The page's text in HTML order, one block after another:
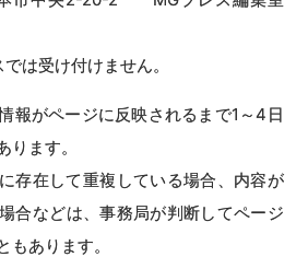
は受け付けません。
報がページに反映されるまで1～4日
ります。
存在して重複している場合、内容が
合などは、事務局が判断してページ
もあります。